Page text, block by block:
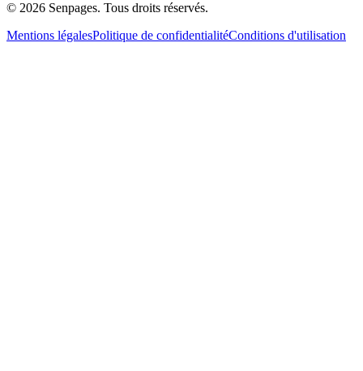
© 2026 Senpages. Tous droits réservés.
Mentions légalesPolitique de confidentialitéConditions d'utilisation